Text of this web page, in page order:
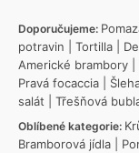
Doporučujeme:
potravin
Tortilla
Americké brambory
Pravá focaccia
salát
Třešňová
Oblíbené kategorie:
Bramborová jídla